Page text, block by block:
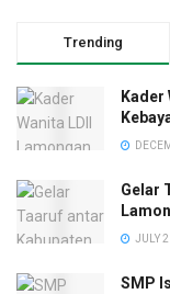
Trending
Kader
Gelar
JULY
SMP